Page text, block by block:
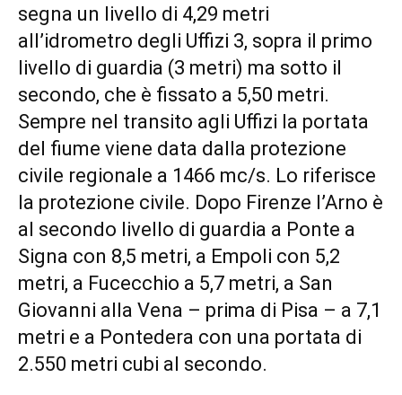
segna un livello di 4,29 metri
all’idrometro degli Uffizi 3, sopra il primo
livello di guardia (3 metri) ma sotto il
secondo, che è fissato a 5,50 metri.
Sempre nel transito agli Uffizi la portata
del fiume viene data dalla protezione
civile regionale a 1466 mc/s. Lo riferisce
la protezione civile. Dopo Firenze l’Arno è
al secondo livello di guardia a Ponte a
Signa con 8,5 metri, a Empoli con 5,2
metri, a Fucecchio a 5,7 metri, a San
Giovanni alla Vena – prima di Pisa – a 7,1
metri e a Pontedera con una portata di
2.550 metri cubi al secondo.